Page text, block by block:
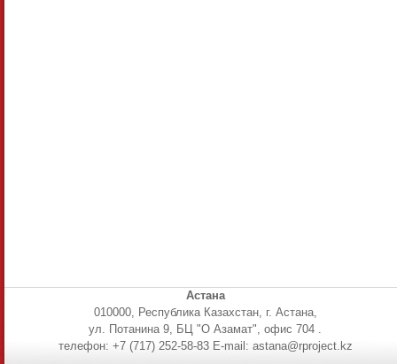
Астана
010000, Республика Казахстан, г. Астана,
ул. Потанина 9, БЦ "О Азамат", офис 704 .
телефон: +7 (717) 252-58-83 E-mail: astana@rproject.kz